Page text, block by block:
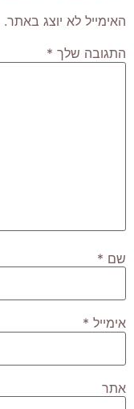
האימייל לא יוצג באתר.
התגובה שלך *
שם *
אימייל *
אתר